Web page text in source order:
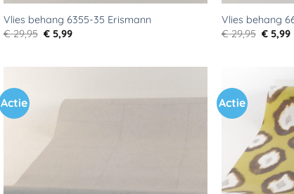
Vlies behang 6355-35 Erismann
€29,95 Oorspronkelijke
prijs
€ 5,99Huidige
Vlies behang
€29,95
prijs
€ 5,99
Actie Actie